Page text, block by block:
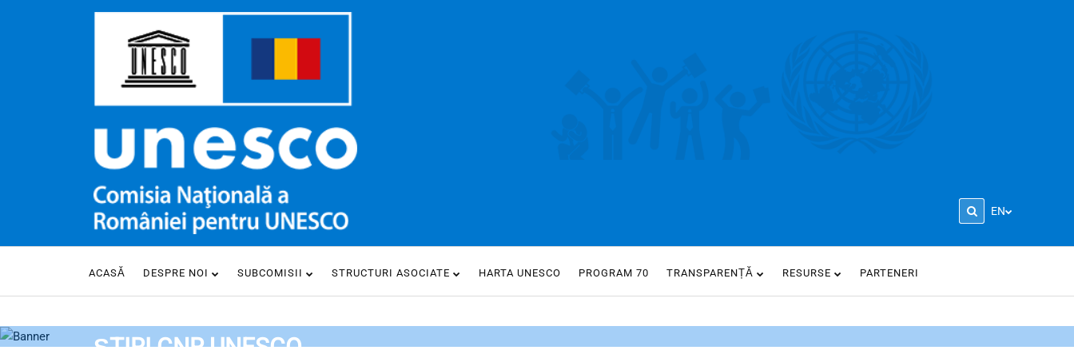
EN
ACASĂ DESPRE NOI SUBCOMISII STRUCTURI ASOCIATE HARTA UNESCO PROGRAM 70 TRANSPARENȚĂ RESURSE PARTENERI
ȘTIRI CNR UNESCO